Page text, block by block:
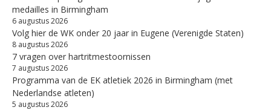
medailles in Birmingham
6 augustus 2026
Volg hier de WK onder 20 jaar in Eugene (Verenigde Staten)
8 augustus 2026
7 vragen over hartritmestoornissen
7 augustus 2026
Programma van de EK atletiek 2026 in Birmingham (met
Nederlandse atleten)
5 augustus 2026